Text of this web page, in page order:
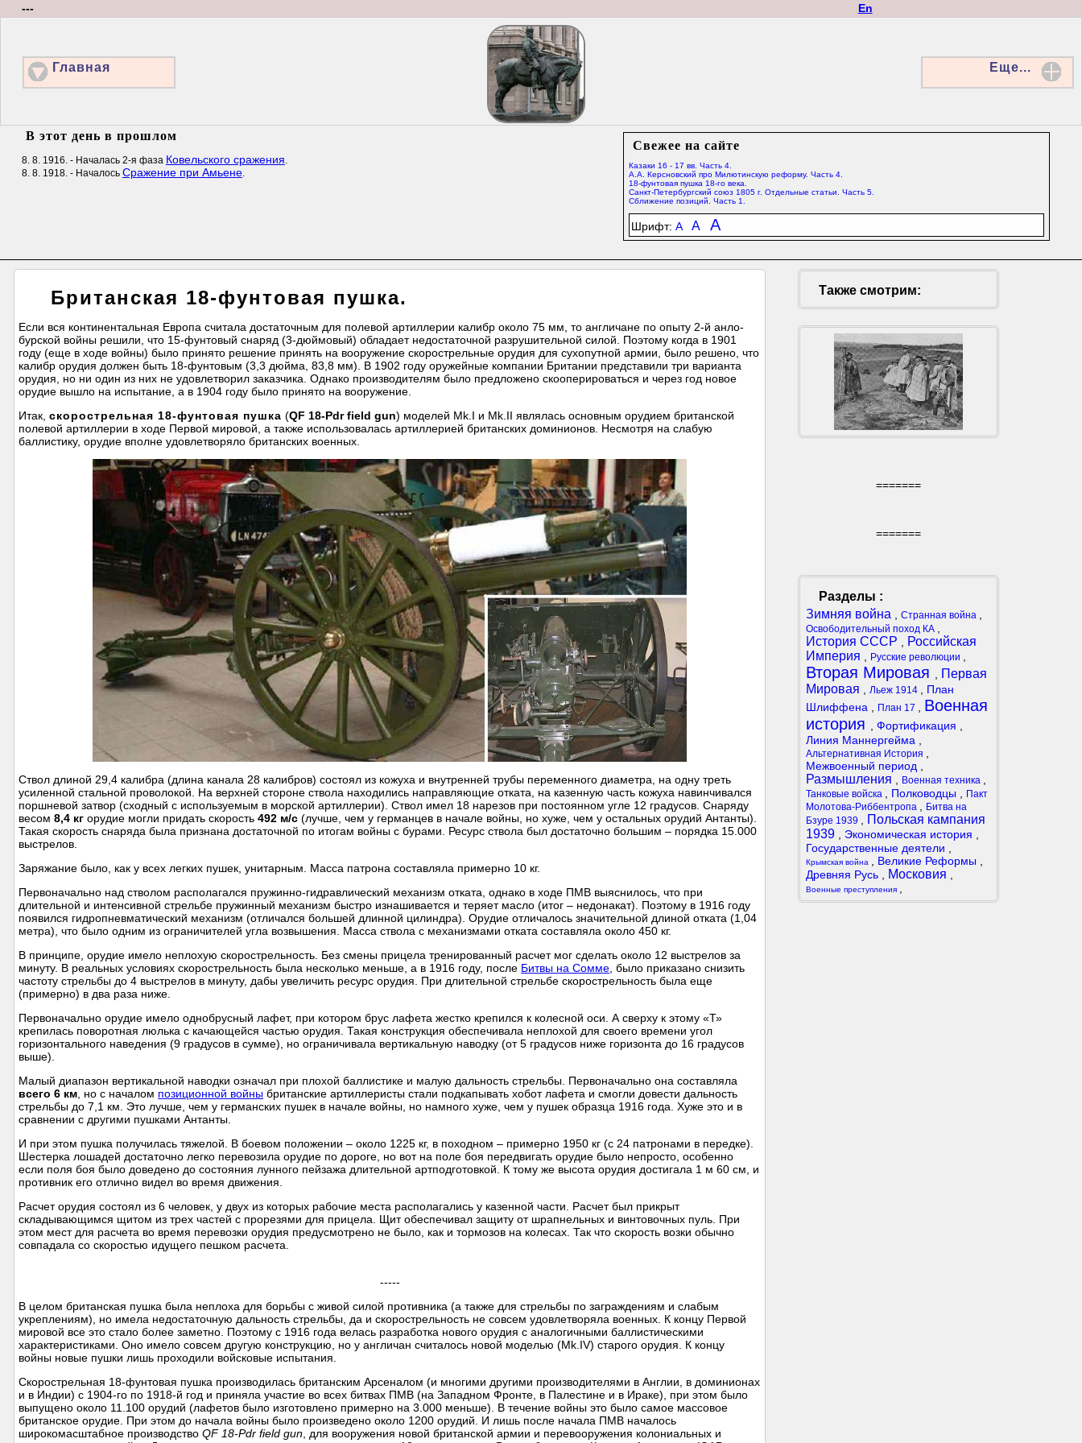
En
---
Главная Еще...
Свежее на сайте
Казаки 16 - 17 вв. Часть 4.
А.А. Керсновский про Милютинскую реформу. Часть 4.
18-фунтовая пушка 18-го века.
Санкт-Петербургский союз 1805 г. Отдельные статьи. Часть 5.
Сближение позиций. Часть 1.
Шрифт:A A A
В этот день в прошлом
8. 8. 1916. - Началась 2-я фаза Ковельского сражения.
8. 8. 1918. - Началось Сражение при Амьене.
Британская 18-фунтовая пушка.
Если вся континентальная Европа считала достаточным для полевой артиллерии калибр около 75 мм, то англичане по опыту 2-й анло-
бурской войны решили, что 15-фунтовый снаряд (3-дюймовый) обладает недостаточной разрушительной силой. Поэтому когда в 1901
году (еще в ходе войны) было принято решение принять на вооружение скорострельные орудия для сухопутной армии, было решено, что
калибр орудия должен быть 18-фунтовым (3,3 дюйма, 83,8 мм). В 1902 году оружейные компании Британии представили три варианта
орудия, но ни один из них не удовлетворил заказчика. Однако производителям было предложено скооперироваться и через год новое
орудие вышло на испытание, а в 1904 году было принято на вооружение.
Итак,скорострельная 18-фунтовая пушка (QF 18-Pdr field gun) моделей Mk.I и Mk.II являлась основным орудием британской
полевой артиллерии в ходе Первой мировой, а также использовалась артиллерией британских доминионов. Несмотря на слабую
баллистику, орудие вполне удовлетворяло британских военных.
Ствол длиной 29,4 калибра (длина канала 28 калибров) состоял из кожуха и внутренней трубы переменного диаметра, на одну треть
усиленной стальной проволокой. На верхней стороне ствола находились направляющие отката, на казенную часть кожуха навинчивался
поршневой затвор (сходный с используемым в морской артиллерии). Ствол имел 18 нарезов при постоянном угле 12 градусов. Снаряду
весом8,4 кгорудие могли придать скорость492 м/с (лучше, чем у германцев в начале войны, но хуже, чем у остальных орудий Антанты).
Такая скорость снаряда была признана достаточной по итогам войны с бурами. Ресурс ствола был достаточно большим – порядка 15.000
выстрелов.
Заряжание было, как у всех легких пушек, унитарным. Масса патрона составляла примерно 10 кг.
Первоначально над стволом располагался пружинно-гидравлический механизм отката, однако в ходе ПМВ выяснилось, что при
длительной и интенсивной стрельбе пружинный механизм быстро изнашивается и теряет масло (итог – недонакат). Поэтому в 1916 году
появился гидропневматический механизм (отличался большей длинной цилиндра). Орудие отличалось значительной длиной отката (1,04
метра), что было одним из ограничителей угла возвышения. Масса ствола с механизмами отката составляла около 450 кг.
В принципе, орудие имело неплохую скорострельность. Без смены прицела тренированный расчет мог сделать около 12 выстрелов за
минуту. В реальных условиях скорострельность была несколько меньше, а в 1916 году, после Битвы на Сомме , было приказано снизить
частоту стрельбы до 4 выстрелов в минуту, дабы увеличить ресурс орудия. При длительной стрельбе скорострельность была еще
(примерно) в два раза ниже.
Первоначально орудие имело однобрусный лафет, при котором брус лафета жестко крепился к колесной оси. А сверху к этому «Т»
крепилась поворотная люлька с качающейся частью орудия. Такая конструкция обеспечивала неплохой для своего времени угол
горизонтального наведения (9 градусов в сумме), но ограничивала вертикальную наводку (от 5 градусов ниже горизонта до 16 градусов
выше).
Малый диапазон вертикальной наводки означал при плохой баллистике и малую дальность стрельбы. Первоначально она составляла
всего 6 км , но с началом позиционной войны британские артиллеристы стали подкапывать хобот лафета и смогли довести дальность
стрельбы до 7,1 км. Это лучше, чем у германских пушек в начале войны, но намного хуже, чем у пушек образца 1916 года. Хуже это и в
сравнении с другими пушками Антанты.
И при этом пушка получилась тяжелой. В боевом положении – около 1225 кг, в походном – примерно 1950 кг (с 24 патронами в передке).
Шестерка лошадей достаточно легко перевозила орудие по дороге, но вот на поле боя передвигать орудие было непросто, особенно
если поля боя было доведено до состояния лунного пейзажа длительной артподготовкой. К тому же высота орудия достигала 1 м 60 см, и
противник его отлично видел во время движения.
Расчет орудия состоял из 6 человек, у двух из которых рабочие места располагались у казенной части. Расчет был прикрыт
складывающимся щитом из трех частей с прорезями для прицела. Щит обеспечивал защиту от шрапнельных и винтовочных пуль. При
этом мест для расчета во время перевозки орудия предусмотрено не было, как и тормозов на колесах. Так что скорость возки обычно
совпадала со скоростью идущего пешком расчета.
-----
В целом британская пушка была неплоха для борьбы с живой силой противника (а также для стрельбы по заграждениям и слабым
укреплениям), но имела недостаточную дальность стрельбы, да и скорострельность не совсем удовлетворяла военных. К концу Первой
мировой все это стало более заметно. Поэтому с 1916 года велась разработка нового орудия с аналогичными баллистическими
характеристиками. Оно имело совсем другую конструкцию, но у англичан считалось новой моделью (Mk.IV) старого орудия. К концу
войны новые пушки лишь проходили войсковые испытания.
Скорострельная 18-фунтовая пушка производилась британским Арсеналом (и многими другими производителями в Англии, в доминионах
и в Индии) с 1904-го по 1918-й год и приняла участие во всех битвах ПМВ (на Западном Фронте, в Палестине и в Ираке), при этом было
выпущено около 11.100 орудий (лафетов было изготовлено примерно на 3.000 меньше). В течение войны это было самое массовое
британское орудие. При этом до начала войны было произведено около 1200 орудий. И лишь после начала ПМВ началось
широкомасштабное производствоQF 18-Pdr field gun , для вооружения новой британской армии и перевооружения колониальных и
Также смотрим:
=======
=======
Разделы :
Зимняя война
Странная война
Освободительный поход КА
История СССР
Российская
Империя
Русские революции
Вторая Мировая
Первая
Мировая
Льеж 1914
План
Шлиффена
План 17
Военная
история
Фортификация
Линия Маннергейма
Альтернативная История
Межвоенный период
Размышления Военная техника
Танковые войска Полководцы
Пакт
Молотова-Риббентропа
Битва на
Бзуре 1939
Польская кампания
1939
Экономическая история
Государственные деятели
Крымская война Великие Реформы
Древняя Русь
Московия
Военные преступления